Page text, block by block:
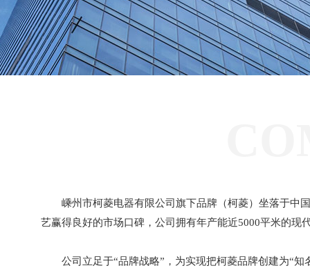
嵊州市柯菱电器有限公司旗下品牌（柯菱）坐落于中
艺赢得良好的市场口碑，公司拥有年产能近5000平米的
公司立足于“品牌战略”，为实现把柯菱品牌创建为“